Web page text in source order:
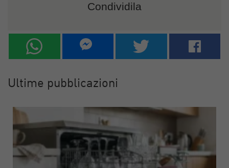
Condividila
Ultime pubblicazioni